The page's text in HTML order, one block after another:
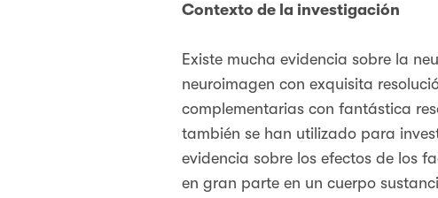
Contexto de la investigación
Existe mucha evidencia sobre la
neuroimagen con exquisita
complementarias con fantástica
también se han utilizado para
evidencia sobre los efectos de los
en gran parte en un cuerpo